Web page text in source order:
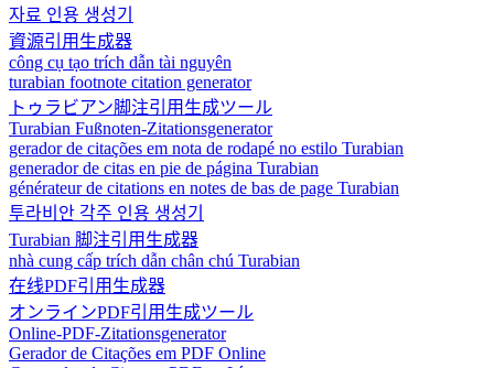
자료 인용 생성기
資源引用生成器
công cụ tạo trích dẫn tài nguyên
turabian footnote citation generator
トゥラビアン脚注引用生成ツール
Turabian Fußnoten-Zitationsgenerator
gerador de citações em nota de rodapé no estilo Turabian
generador de citas en pie de página Turabian
générateur de citations en notes de bas de page Turabian
투라비안 각주 인용 생성기
Turabian 脚注引用生成器
nhà cung cấp trích dẫn chân chú Turabian
在线PDF引用生成器
オンラインPDF引用生成ツール
Online-PDF-Zitationsgenerator
Gerador de Citações em PDF Online